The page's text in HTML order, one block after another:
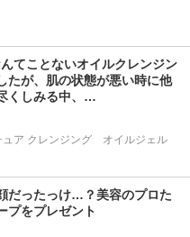
てことないオイルクレンジン
たが、肌の状態が悪い時に他
くしみる中、…
ア クレンジング　オイルジェル
だったっけ…？美容のプロた
プをプレゼント